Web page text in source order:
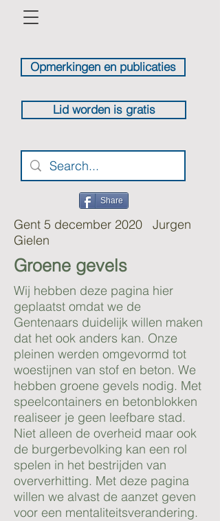
Opmerkingen en publicaties
Lid worden is gratis
Share
Gent 5 december 2020 Jurgen
Gielen
Groene gevels
Wij hebben deze pagina hier
geplaatst omdat we de
Gentenaars duidelijk willen maken
dat het ook anders kan. Onze
pleinen werden omgevormd tot
woestijnen van stof en beton. We
hebben groene gevels nodig. Met
speelcontainers en betonblokken
realiseer je geen leefbare stad.
Niet alleen de overheid maar ook
de burgerbevolking kan een rol
spelen in het bestrijden van
oververhitting. Met deze pagina
willen we alvast de aanzet geven
voor een mentaliteitsverandering.